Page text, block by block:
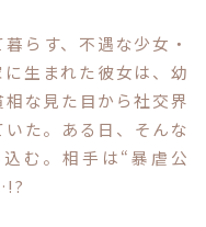
らす、不遇な少女・
生まれた彼女は、幼
な見た目から社交界
た。ある日、そんな
む。相手は“暴虐公